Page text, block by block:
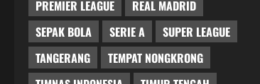
PREMIER LEAGUE
REAL MADRID
SEPAK BOLA
SERIE A
SUPER LEAGUE
TANGERANG
TEMPAT NONGKRONG